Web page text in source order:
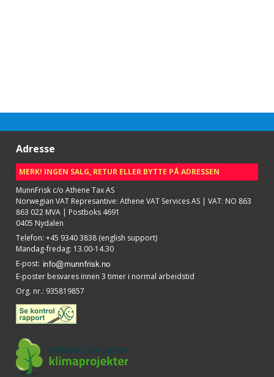
Adresse
MERK! INGEN SALG, RETUR ELLER BYTTE PÅ ADRESSEN
MunnFrisk c/o Athene Tax AS
Norwegian VAT Represantive: Athene VAT Services AS | VAT: NO 863
863 022 MVA | Postboks 4691
0405 Nydalen
Telefon: +45 9340 3838 (english support)
Mandag-fredag: 13.00-14.30
E-post:
E-poster besvares innen 3 timer i normal arbeidstid
Org. nr.: 935819857